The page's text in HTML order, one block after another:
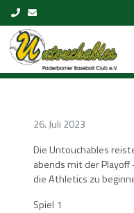
Skip to content
26. Juli 2023
Die Untouchables
abends mit der Playoff
die Athletics zu
Spiel 1